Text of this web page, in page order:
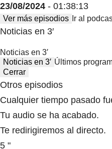
23/08/2024 - 01:38:13
Ver más episodios Ir al
Noticias en 3′
Noticias en 3′
Noticias en 3′ Últimos
Cerrar
Otros episodios
Cualquier tiempo pasado
Tu audio se ha acabado.
Te redirigiremos al directo.
5 "